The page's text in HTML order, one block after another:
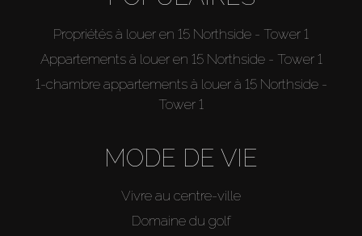
Propriétés à louer en 15 Northside - Tower 1
Appartements à louer en 15 Northside - Tower 1
1-chambre appartements à louer à 15 Northside -
Tower 1
MODE DE VIE
Vivre au centre-ville
Domaine du golf